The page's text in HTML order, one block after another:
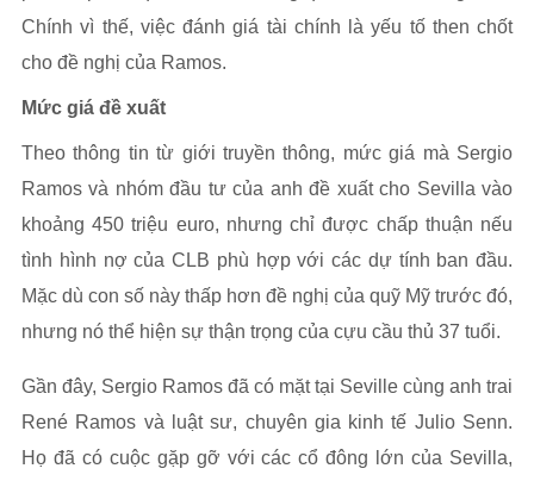
Chính vì thế, việc đánh giá tài chính là yếu tố then chốt
cho đề nghị của Ramos.
Mức giá đề xuất
Theo thông tin từ giới truyền thông, mức giá mà Sergio
Ramos và nhóm đầu tư của anh đề xuất cho Sevilla vào
khoảng 450 triệu euro, nhưng chỉ được chấp thuận nếu
tình hình nợ của CLB phù hợp với các dự tính ban đầu.
Mặc dù con số này thấp hơn đề nghị của quỹ Mỹ trước đó,
nhưng nó thể hiện sự thận trọng của cựu cầu thủ 37 tuổi.
Gần đây, Sergio Ramos đã có mặt tại Seville cùng anh trai
René Ramos và luật sư, chuyên gia kinh tế Julio Senn.
Họ đã có cuộc gặp gỡ với các cổ đông lớn của Sevilla,